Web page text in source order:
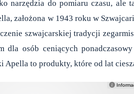
narzędzia do pomiaru czasu, ale
założona w 1943 roku w
szwajcarskiej tradycji
dla osób ceniących
Apella to produkty, które od lat